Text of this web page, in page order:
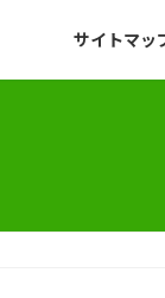
サイトマッ